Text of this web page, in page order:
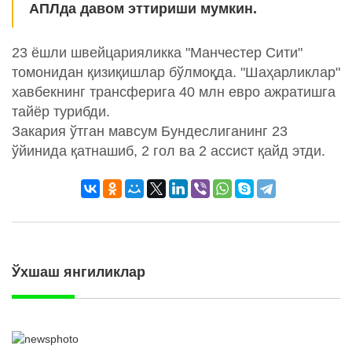
АПЛда давом эттириши мумкин.
23 ёшли швейцарияликка "Манчестер Сити"
томонидан қизиқишлар бўлмоқда. "Шаҳарликлар"
хавбекнинг трансферига 40 млн евро ажратишга
тайёр турибди.
Закария ўтган мавсум Бундеслиганинг 23
ўйинида қатнашиб, 2 гол ва 2 ассист қайд этди.
Ўхшаш янгиликлар